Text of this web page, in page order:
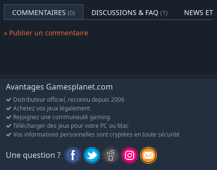
After War Gundam X
Turn A Gundam
Mobile Suit Gundam SEED
Mobile Suit Gundam SEED Astray
Trailblazer- Reconguista in G
Mobile Suit Gundam: Iron-Blooded Orphans
COMMENTAIRES (0) DISCUSSIONS & FAQ (1) NEWS ET
» Publier un commentaire
Avantages Gamesplanet.com
Distributeur officiel, reconnu depuis 2006
Achetez vos jeux légalement
Rejoignez une communauté gaming
Télécharger des jeux pour votre PC ou Mac
Vos informations personnelles sont cryptées en toute sécurité
Une question ?